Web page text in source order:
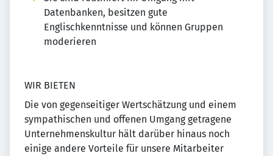
Datenbanken, besitzen gute
Englischkenntnisse und können Gruppen
moderieren
WIR BIETEN
Die von gegenseitiger Wertschätzung und einem
sympathischen und offenen Umgang getragene
Unternehmenskultur hält darüber hinaus noch
einige andere Vorteile für unsere Mitarbeiter